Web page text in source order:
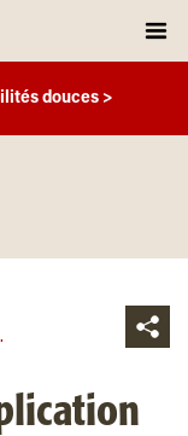
douces >